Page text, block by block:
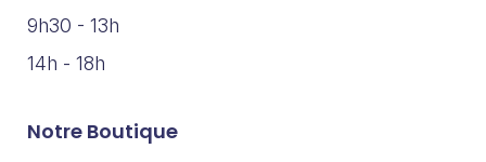
9h30 - 13h
14h - 18h
Notre Boutique